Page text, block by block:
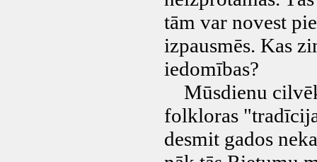
tām var novest
izpausmēs. Kas
iedomības?
Mūsdienu
folkloras
desmit gados